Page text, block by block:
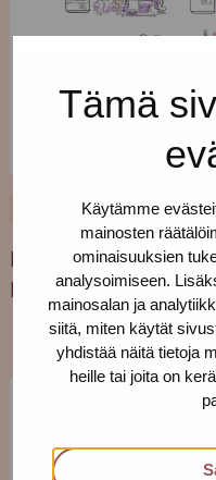
Tämä
Käytämme
mainosten
ominaisuuksien
analysoimiseen.
mainosalan ja
siitä, miten käytät
yhdistää näitä tietoja
heille tai joita on
YLEINEN
Käsitteet kirkkaiksi:
Kohti yhteistä